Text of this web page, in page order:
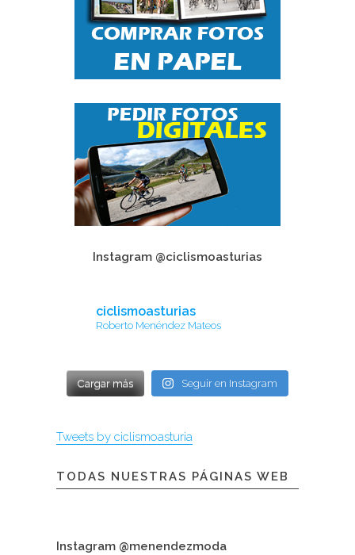
Instagram @ciclismoasturias
ciclismoasturias
Roberto Menéndez Mateos
Cargar más Seguir en Instagram
Tweets by ciclismoasturia
TODAS NUESTRAS PÁGINAS WEB
Instagram @menendezmoda